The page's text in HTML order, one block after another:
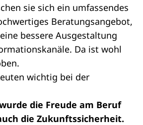
sie sich ein umfassendes
Beratungsangebot,
bessere Ausgestaltung
Da ist wohl
wichtig bei der
die Freude am Beruf
die Zukunftssicherheit.